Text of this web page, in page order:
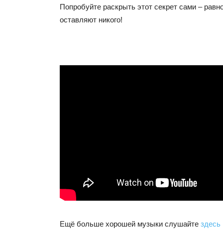
Попробуйте раскрыть этот секрет сами –
оставляют никого!
Ещё больше хорошей музыки слушайте здесь